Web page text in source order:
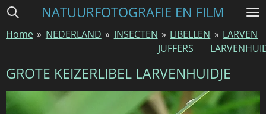
Ga
naar
hoofdinhoud
NATUURFOTOGRAFIE EN FILM
Home » NEDERLAND » INSECTEN » LIBELLEN
JUFFERS
» LARVEN
GROTE KEIZERLIBEL LARVENHUIDJE